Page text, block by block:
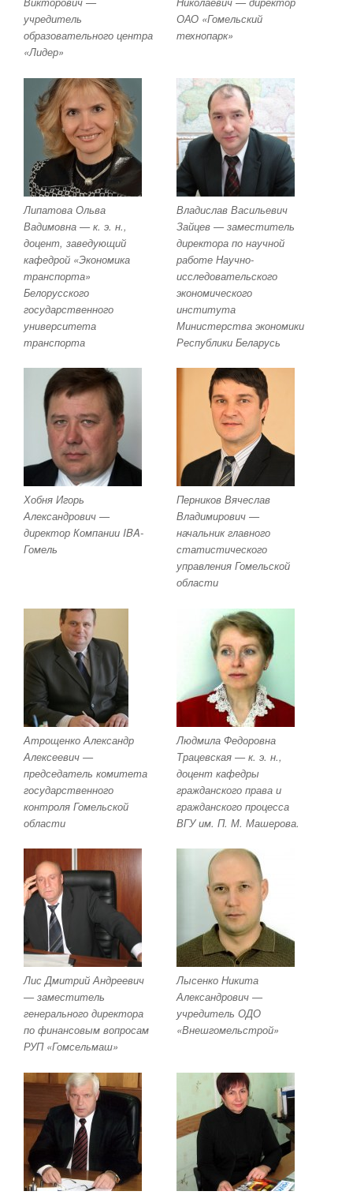
учредитель
образовательного центра
«Лидер»
ОАО «Гомельский
технопарк»
Липатова Ольва
Вадимовна — к. э. н.,
доцент, заведующий
кафедрой «Экономика
транспорта»
Белорусского
государственного
университета
транспорта
Владислав Васильевич
Зайцев — заместитель
директора по научной
работе Научно-
исследовательского
экономического
института
Министерства экономики
Республики Беларусь
Хобня Игорь
Александрович —
директор Компании IBA-
Гомель
Перников Вячеслав
Владимирович —
начальник главного
статистического
управления Гомельской
области
Атрощенко Александр
Алексеевич —
председатель комитета
государственного
контроля Гомельской
области
Людмила Федоровна
Трацевская — к. э. н.,
доцент кафедры
гражданского права и
гражданского процесса
ВГУ им. П. М. Машерова.
Лис Дмитрий Андреевич
— заместитель
генерального директора
по финансовым вопросам
РУП «Гомсельмаш»
Лысенко Никита
Александрович —
учредитель ОДО
«Внешгомельстрой»